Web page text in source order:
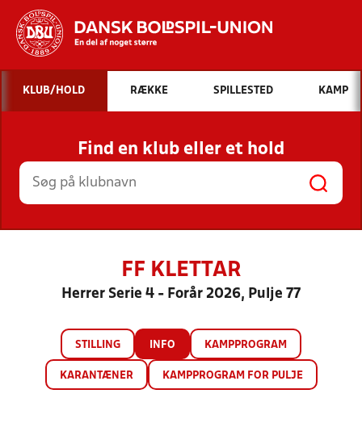
Hvad vil du søge efter?
INDHOLD OG NYHEDER
STILLINGER, RESULTATER, KLUBBER OG
HOLD
KLUB/HOLD RÆKKE SPILLESTED KAMP
Find en klub eller et hold
FF KLETTAR
Herrer Serie 4 - Forår 2026, Pulje 77
STILLING INFO KAMPPROGRAM
KARANTÆNER KAMPPROGRAM FOR PULJE